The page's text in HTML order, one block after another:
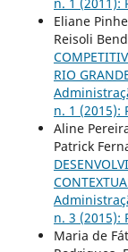
Eliane
Reisoli
RIO
n. 1 (2015):
Aline
Patrick
n. 3 (2015):
Maria de